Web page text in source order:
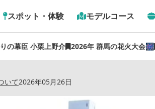
スポット・体験 モデルコース
の幕臣 小栗上野介 2026年 群馬の花火大会🎆
2026年05月26日
いて